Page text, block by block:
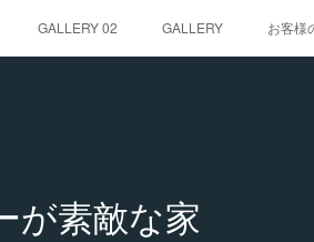
GALLERY 02 GALLERY お客様
が素敵な家